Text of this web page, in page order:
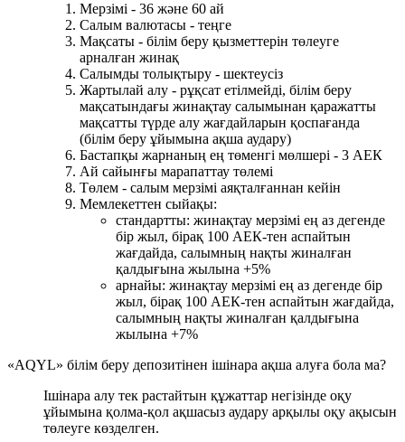
Мерзімі - 36 және 60 ай
Салым валютасы - теңге
Мақсаты - білім беру қызметтерін төлеуге
арналған жинақ
Салымды толықтыру - шектеусіз
Жартылай алу - рұқсат етілмейді, білім беру
мақсатындағы жинақтау салымынан қаражатты
мақсатты түрде алу жағдайларын қоспағанда
(білім беру ұйымына ақша аудару)
Бастапқы жарнаның ең төменгі мөлшері - 3 АЕК
Ай сайынғы марапаттау төлемі
Төлем - салым мерзімі аяқталғаннан кейін
Мемлекеттен сыйақы:
стандартты: жинақтау мерзімі ең аз дегенде
бір жыл, бірақ 100 АЕК-тен аспайтын
жағдайда, салымның нақты жиналған
қалдығына жылына +5%
арнайы: жинақтау мерзімі ең аз дегенде бір
жыл, бірақ 100 АЕК-тен аспайтын жағдайда,
салымның нақты жиналған қалдығына
жылына +7%
«AQYL» білім беру депозитінен ішінара ақша алуға бола ма?
Ішінара алу тек растайтын құжаттар негізінде оқу
ұйымына қолма-қол ақшасыз аудару арқылы оқу ақысын
төлеуге көзделген.